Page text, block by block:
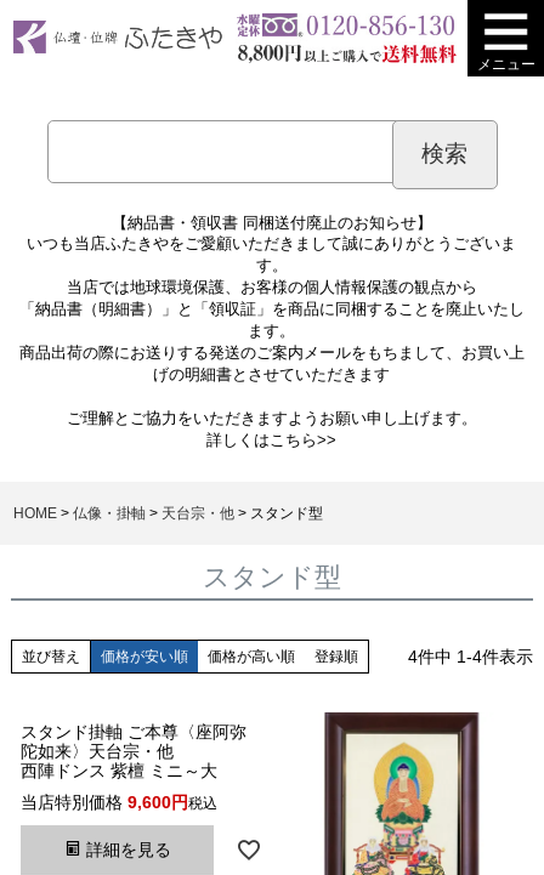
メニュー
【納品書・領収書 同梱送付廃止のお知らせ】
いつも当店ふたきやをご愛顧いただきまして誠にありがとうございま
す。
当店では地球環境保護、お客様の個人情報保護の観点から
「納品書（明細書）」と「領収証」を商品に同梱することを廃止いたし
ます。
商品出荷の際にお送りする発送のご案内メールをもちまして、お買い上
げの明細書とさせていただきます
ご理解とご協力をいただきますようお願い申し上げます。
詳しくはこちら>>
HOME 仏像・掛軸 天台宗・他 スタンド型
スタンド型
並び替え 価格が安い順 価格が高い順 登録順 4件中 1-4件表示
スタンド掛軸 ご本尊〈座阿弥
陀如来〉天台宗・他
西陣ドンス 紫檀 ミニ～大
当店特別価格 9,600 税込
詳細を見る